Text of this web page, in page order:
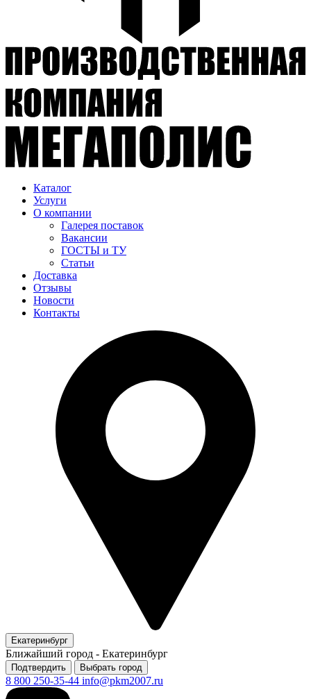
Каталог
Услуги
О компании
Галерея поставок
Вакансии
ГОСТЫ и ТУ
Статьи
Доставка
Отзывы
Новости
Контакты
Екатеринбург
Ближайший город - Екатеринбург
Подтвердить Выбрать город
8 800 250-35-44 info@pkm2007.ru